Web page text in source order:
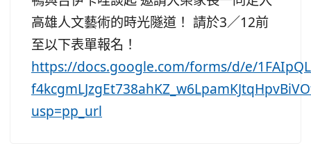
高雄人文藝術的時光隧道！ 請於3／12前
至以下表單報名！
https://docs.google.com/forms/d/e/
usp=pp_url